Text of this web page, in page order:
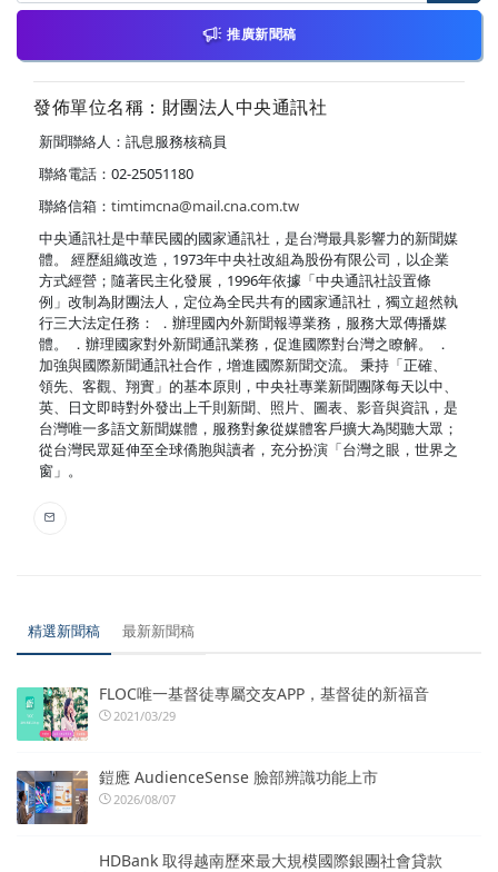
推廣新聞稿
發佈單位名稱：財團法人中央通訊社
新聞聯絡人：訊息服務核稿員
聯絡電話：02-25051180
聯絡信箱： timtimcna@mail.cna.com.tw
中央通訊社是中華民國的國家通訊社，是台灣最具影響力的新聞媒
體。 經歷組織改造，1973年中央社改組為股份有限公司，以企業
方式經營；隨著民主化發展，1996年依據「中央通訊社設置條
例」改制為財團法人，定位為全民共有的國家通訊社，獨立超然執
行三大法定任務： ．辦理國內外新聞報導業務，服務大眾傳播媒
體。 ．辦理國家對外新聞通訊業務，促進國際對台灣之瞭解。 ．
加強與國際新聞通訊社合作，增進國際新聞交流。 秉持「正確、
領先、客觀、翔實」的基本原則，中央社專業新聞團隊每天以中、
英、日文即時對外發出上千則新聞、照片、圖表、影音與資訊，是
台灣唯一多語文新聞媒體，服務對象從媒體客戶擴大為閱聽大眾；
從台灣民眾延伸至全球僑胞與讀者，充分扮演「台灣之眼，世界之
窗」。
精選新聞稿 最新新聞稿
FLOC唯一基督徒專屬交友APP，基督徒的新福音
2021/03/29
鎧應 AudienceSense 臉部辨識功能上市
2026/08/07
HDBank 取得越南歷來最大規模國際銀團社會貸款